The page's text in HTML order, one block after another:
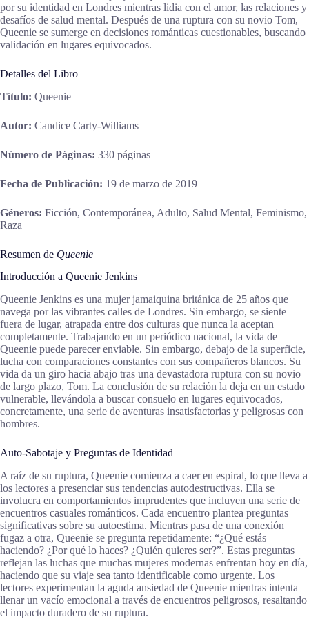
por su identidad en Londres mientras lidia con el amor, las relaciones y
desafíos de salud mental. Después de una ruptura con su novio Tom,
Queenie se sumerge en decisiones románticas cuestionables, buscando
validación en lugares equivocados.
Detalles del Libro
Título: Queenie
Autor: Candice Carty-Williams
Número de Páginas: 330 páginas
Fecha de Publicación: 19 de marzo de 2019
Géneros: Ficción, Contemporánea, Adulto, Salud Mental, Feminismo,
Raza
Resumen de Queenie
Introducción a Queenie Jenkins
Queenie Jenkins es una mujer jamaiquina británica de 25 años que
navega por las vibrantes calles de Londres. Sin embargo, se siente
fuera de lugar, atrapada entre dos culturas que nunca la aceptan
completamente. Trabajando en un periódico nacional, la vida de
Queenie puede parecer enviable. Sin embargo, debajo de la superficie,
lucha con comparaciones constantes con sus compañeros blancos. Su
vida da un giro hacia abajo tras una devastadora ruptura con su novio
de largo plazo, Tom. La conclusión de su relación la deja en un estado
vulnerable, llevándola a buscar consuelo en lugares equivocados,
concretamente, una serie de aventuras insatisfactorias y peligrosas con
hombres.
Auto-Sabotaje y Preguntas de Identidad
A raíz de su ruptura, Queenie comienza a caer en espiral, lo que lleva a
los lectores a presenciar sus tendencias autodestructivas. Ella se
involucra en comportamientos imprudentes que incluyen una serie de
encuentros casuales románticos. Cada encuentro plantea preguntas
significativas sobre su autoestima. Mientras pasa de una conexión
fugaz a otra, Queenie se pregunta repetidamente: “¿Qué estás
haciendo? ¿Por qué lo haces? ¿Quién quieres ser?”. Estas preguntas
reflejan las luchas que muchas mujeres modernas enfrentan hoy en día,
haciendo que su viaje sea tanto identificable como urgente. Los
lectores experimentan la aguda ansiedad de Queenie mientras intenta
llenar un vacío emocional a través de encuentros peligrosos, resaltando
el impacto duradero de su ruptura.